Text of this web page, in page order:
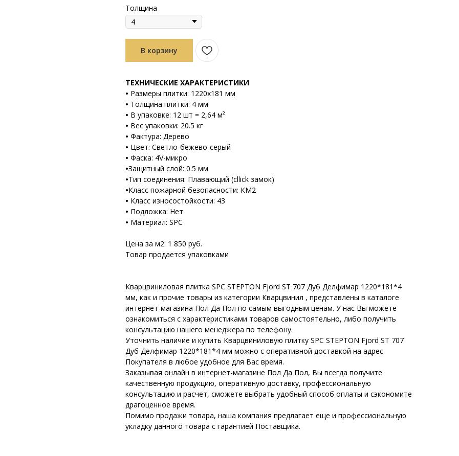
Толщина
В корзину
ТЕХНИЧЕСКИЕ ХАРАКТЕРИСТИКИ
• Размеры плитки: 1220х181 мм
• Толщина плитки: 4 мм
• В упаковке: 12 шт = 2,64 м²
• Вес упаковки: 20.5 кг
• Фактура: Дерево
• Цвет: Светло-бежево-серый
• Фаска: 4V-микро
•Защитный слой: 0.5 мм
•Тип соединения: Плавающий (cllick замок)
•Класс пожарной безопасности: КМ2
• Класс износостойкости: 43
• Подложка: Нет
• Материал: SPC
Цена за м2: 1 850 руб.
Товар продается упаковками
Кварцвиниловая плитка SPC STEPTON Fjord ST 707 Дуб Делфимар 1220*181*4
мм, как и прочие товары из категории Кварцвинил , представлены в каталоге
интернет-магазина Пол Да Пол по самым выгодным ценам. У нас Вы можете
ознакомиться с характеристиками товаров самостоятельно, либо получить
консультацию нашего менеджера по телефону.
Уточнить наличие и купить Кварцвиниловую плитку SPC STEPTON Fjord ST 707
Дуб Делфимар 1220*181*4 мм можно с оперативной доставкой на адрес
Покупателя в любое удобное для Вас время.
Заказывая онлайн в интернет-магазине Пол Да Пол, Вы всегда получите
качественную продукцию, оперативную доставку, профессиональную
консультацию и расчет, сможете выбрать удобный способ оплаты и сэкономите
драгоценное время.
Помимо продажи товара, наша компания предлагает еще и профессиональную
укладку данного товара с гарантией Поставщика.